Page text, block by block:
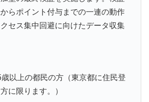
らポイント付与までの一連の動作
セス集中回避に向けたデータ収集
以上の都民の方（東京都に住民登
に限ります。）